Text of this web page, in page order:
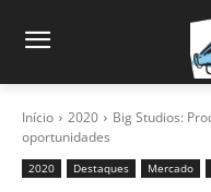
Início 2020
Big Studios:
oportunidades
2020 Destaques Mercado